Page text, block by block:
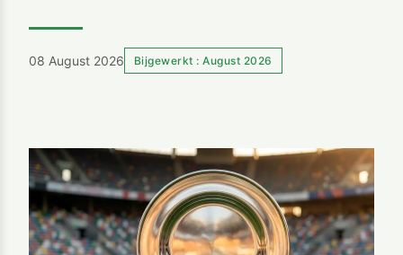
08 August 2026 Bijgewerkt : August 2026